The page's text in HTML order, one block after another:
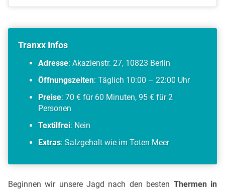
Tranxx Infos
Adresse: Akazienstr. 27, 10823 Berlin
Öffnungszeiten: Täglich 10:00 – 22:00 Uhr
Preise: 70 € für 60 Minuten, 95 € für 2
Personen
Textilfrei: Nein
Extras: Salzgehalt wie im Toten Meer
Beginnen wir unsere Jagd nach den besten Thermen in